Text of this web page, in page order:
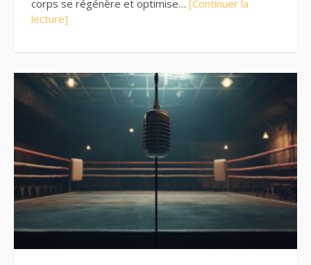
corps se régénère et optimise… [Continuer la
lecture]